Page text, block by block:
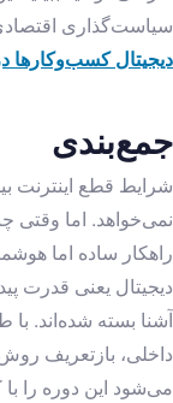
سیاست‌گذاری
دیجیتال کسب‌وکارها
جمع‌بندی
شرایط قطع اینترنت
نمی‌خواهد. اما وقتی
راهکار ساده اما
دیجیتال یعنی قدرت
آشنا بسته شده‌اند.
داخلی، بازتعریف
می‌شود این دوره را